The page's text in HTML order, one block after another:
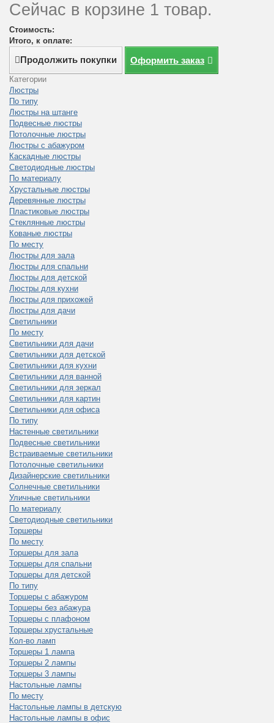
Сейчас в корзине 1 товар.
Стоимость:
Итого, к оплате:
Продолжить покупки Оформить заказ
Категории
Люстры
По типу
Люстры на штанге
Подвесные люстры
Потолочные люстры
Люстры с абажуром
Каскадные люстры
Светодиодные люстры
По материалу
Хрустальные люстры
Деревянные люстры
Пластиковые люстры
Стеклянные люстры
Кованые люстры
По месту
Люстры для зала
Люстры для спальни
Люстры для детской
Люстры для кухни
Люстры для прихожей
Люстры для дачи
Светильники
По месту
Светильники для дачи
Светильники для детской
Светильники для кухни
Светильники для ванной
Светильники для зеркал
Светильники для картин
Светильники для офиса
По типу
Настенные светильники
Подвесные светильники
Встраиваемые светильники
Потолочные светильники
Дизайнерские светильники
Солнечные светильники
Уличные светильники
По материалу
Светодиодные светильники
Торшеры
По месту
Торшеры для зала
Торшеры для спальни
Торшеры для детской
По типу
Торшеры с абажуром
Торшеры без абажура
Торшеры с плафоном
Торшеры хрустальные
Кол-во ламп
Торшеры 1 лампа
Торшеры 2 лампы
Торшеры 3 лампы
Настольные лампы
По месту
Настольные лампы в детскую
Настольные лампы в офис